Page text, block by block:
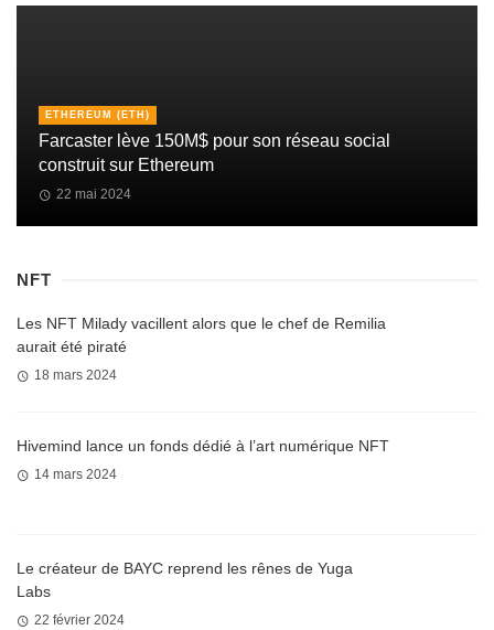
ETHEREUM (ETH)
Farcaster lève 150M$ pour son réseau social
construit sur Ethereum
22 mai 2024
NFT
Les NFT Milady vacillent alors que le chef de Remilia
aurait été piraté
18 mars 2024
Hivemind lance un fonds dédié à l’art numérique NFT
14 mars 2024
Le créateur de BAYC reprend les rênes de Yuga
Labs
22 février 2024